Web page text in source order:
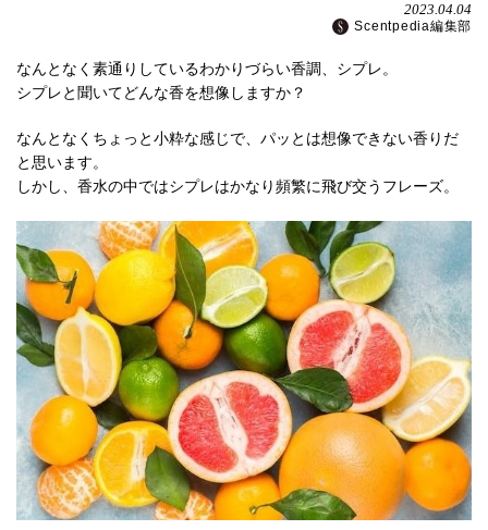
2023.04.04
Scentpedia編集部
なんとなく素通りしているわかりづらい香調、シプレ。
シプレと聞いてどんな香を想像しますか？
なんとなくちょっと小粋な感じで、パッとは想像できない香りだ
と思います。
しかし、香水の中ではシプレはかなり頻繁に飛び交うフレーズ。